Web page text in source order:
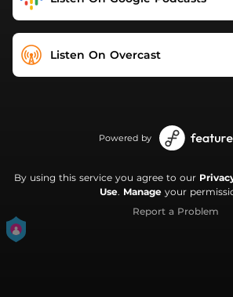
Listen On Overcast
Powered by
By using this service you agree to our
Use. Manage your
Report a Problem